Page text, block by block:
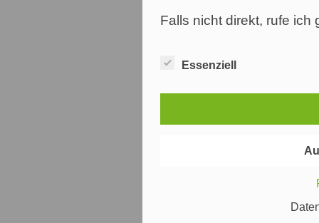
Falls nicht direkt, rufe ich
Essenziell